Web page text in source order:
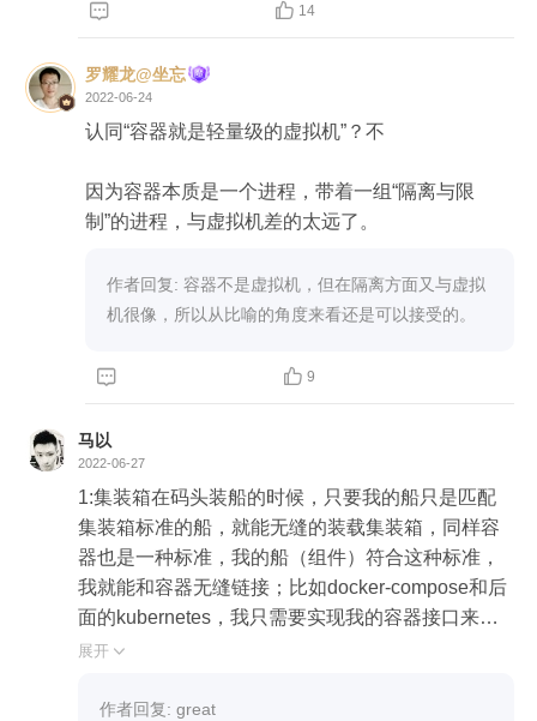
  14
罗耀龙@坐忘
2022-06-24
认同“容器就是轻量级的虚拟机”？不
因为容器本质是一个进程，带着一组“隔离与限
制”的进程，与虚拟机差的太远了。
作者回复: 容器不是虚拟机，但在隔离方面又与虚拟
机很像，所以从比喻的角度来看还是可以接受的。
  9
马以
2022-06-27
1:集装箱在码头装船的时候，只要我的船只是匹配
集装箱标准的船，就能无缝的装载集装箱，同样容
器也是一种标准，我的船（组件）符合这种标准，
我就能和容器无缝链接；比如docker-compose和后
面的kubernetes，我只需要实现我的容器接口来对
接容器就可以了；
虚拟出一套软硬件系统环境，我们的应用跑在虚拟
展开 
作者回复: great